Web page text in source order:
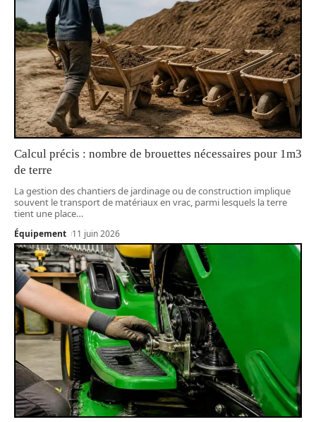
Calcul précis : nombre de brouettes nécessaires pour 1m3
de terre
La gestion des chantiers de jardinage ou de construction implique
souvent le transport de matériaux en vrac, parmi lesquels la terre
tient une place…
Équipement 11 juin 2026